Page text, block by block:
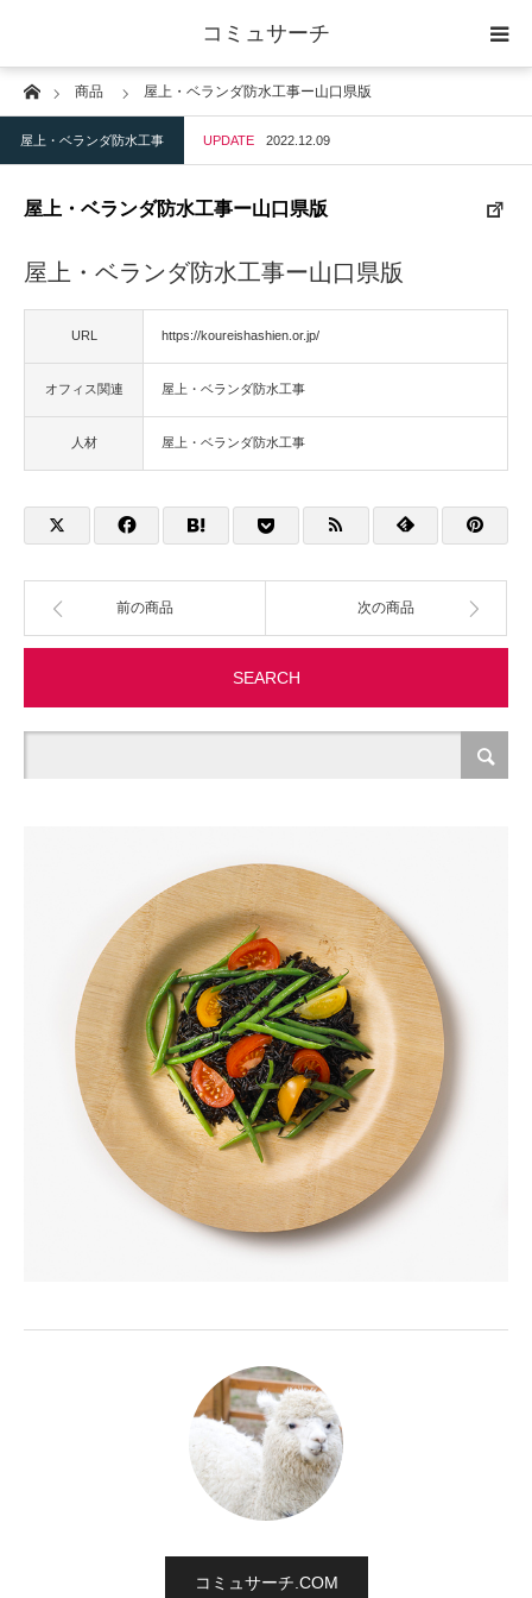
コミュサーチ
Home商品 屋上・ベランダ防水工事ー山口県版
屋上・ベランダ防水工事 UPDATE 2022.12.09
屋上・ベランダ防水工事ー山口県版
屋上・ベランダ防水工事ー山口県版
URL https://koureishashien.or.jp/
オフィス関連 屋上・ベランダ防水工事
人材 屋上・ベランダ防水工事
前の商品 次の商品
SEARCH
コミュサーチ.COM
ホーム
士業
店舗・建築
物流・運送
事務